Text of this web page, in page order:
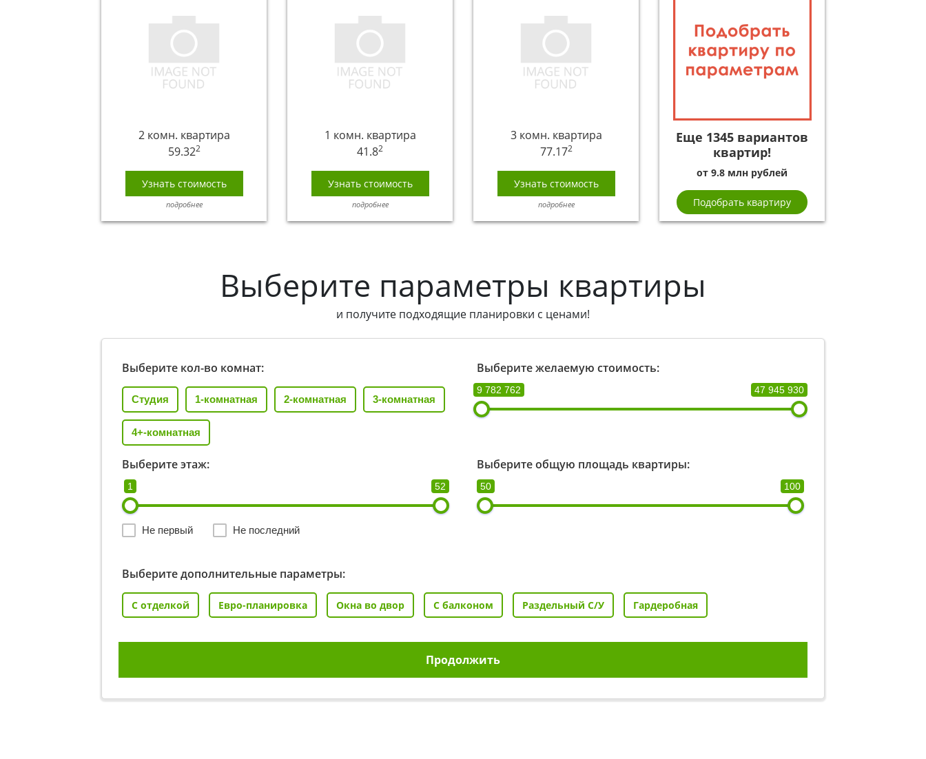
2 комн. квартира
59.322
Узнать стоимость
подробнее
1 комн. квартира
41.82
Узнать стоимость
подробнее
3 комн. квартира
77.172
Узнать стоимость
подробнее
Еще 1345 вариантов
квартир!
от 9.8 млн рублей
Подобрать квартиру
Выберите параметры квартиры
и получите подходящие планировки с ценами!
Выберите кол-во комнат:
Студия 1-комнатная 2-комнатная 3-комнатная
4+-комнатная
Выберите желаемую стоимость:
9 782 762 47 945 930
Выберите этаж:
1 52
Не первый Не последний
Выберите общую площадь квартиры:
50 100
Выберите дополнительные параметры:
С отделкой Евро-планировка Окна во двор С балконом Раздельный С/У Гардеробная
Продолжить